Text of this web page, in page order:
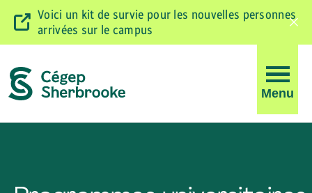
Voici un kit de survie pour les nouvelles personnes
arrivées sur le campus
la
Menu